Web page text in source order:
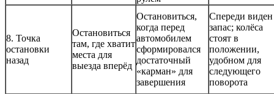
8. Точка
остановки
назад
Остановиться
там, где хватит
места для
выезда вперёд
Остановиться,
когда перед
автомобилем
сформировался
достаточный
«карман» для
завершения
Спереди виден
запас; колёса
стоят в
положении,
удобном для
следующего
поворота